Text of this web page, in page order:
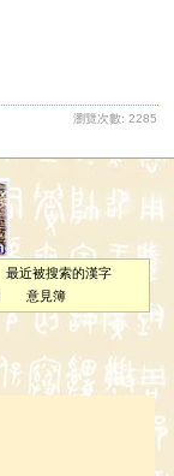
瀏覽次數: 2285
最近被搜索的漢字
意見簿